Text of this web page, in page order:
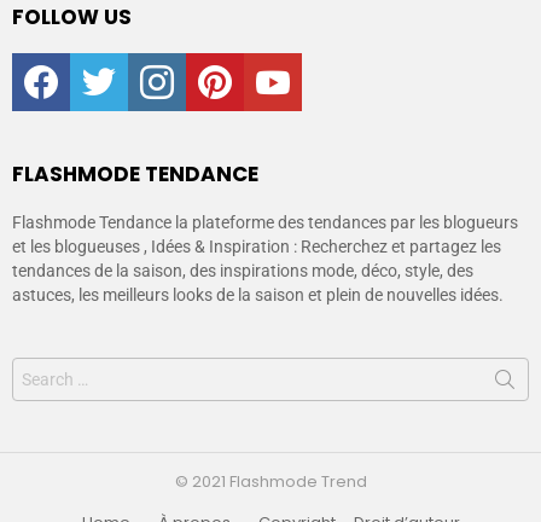
FOLLOW US
facebooktwitter instagrampinterestyoutube
FLASHMODE TENDANCE
Flashmode Tendance la plateforme des tendances par les blogueurs
et les blogueuses , Idées & Inspiration : Recherchez et partagez les
tendances de la saison, des inspirations mode, déco, style, des
astuces, les meilleurs looks de la saison et plein de nouvelles idées.
© 2021 Flashmode Trend